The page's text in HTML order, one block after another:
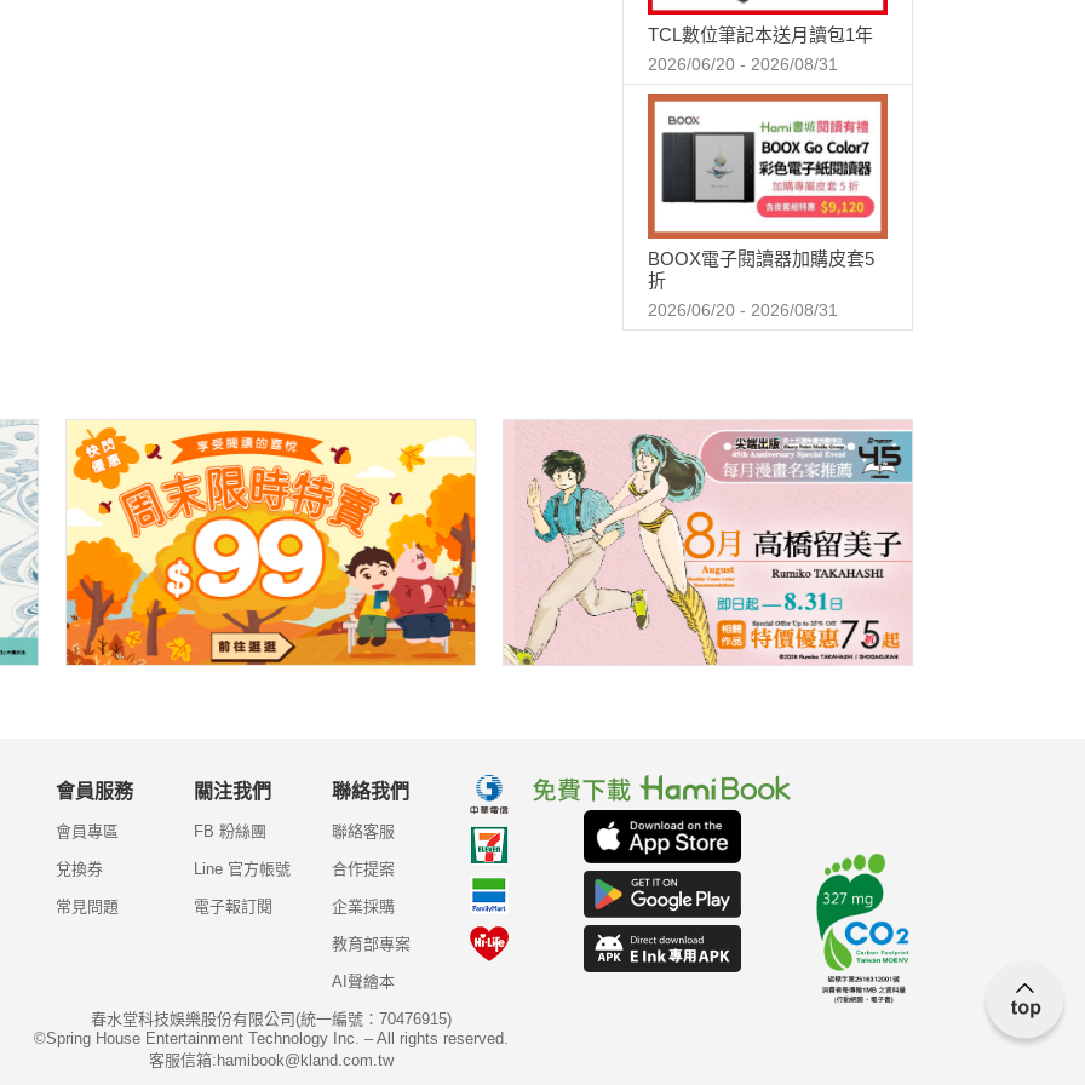
TCL數位筆記本送月讀包1年
2026/06/20 - 2026/08/31
BOOX電子閱讀器加購皮套5
折
2026/06/20 - 2026/08/31
會員服務
會員專區
兌換券
常見問題
關注我們
FB 粉絲團
Line 官方帳號
電子報訂閱
聯絡我們
聯絡客服
合作提案
企業採購
教育部專案
AI聲繪本
春水堂科技娛樂股份有限公司(統一編號：70476915)
©Spring House Entertainment Technology Inc. – All rights reserved.
客服信箱:hamibook@kland.com.tw